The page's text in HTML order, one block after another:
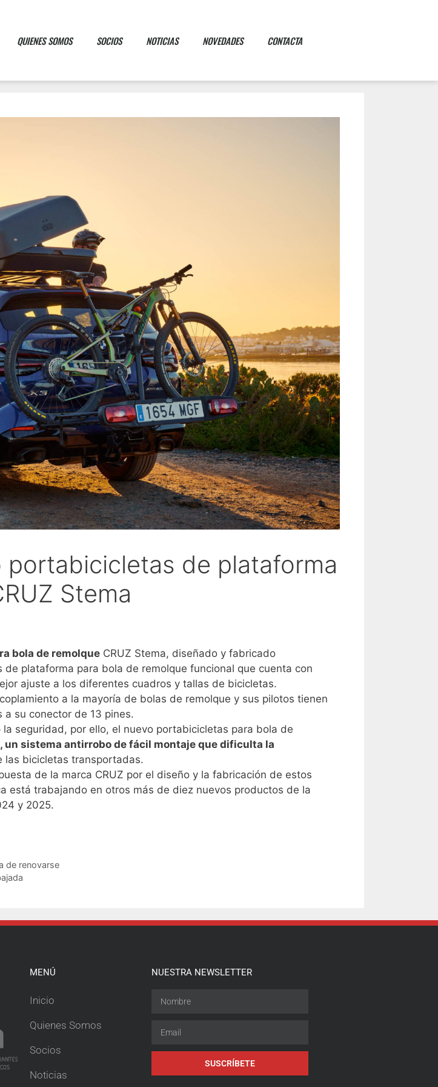
QUIENES SOMOS SOCIOS NOTICIAS NOVEDADES CONTACTA
portabicicletas de plataforma
Stema
bola de remolque CRUZ Stema, diseñado y fabricado
plataforma para bola de remolque funcional que cuenta con
ajuste a los diferentes cuadros y tallas de bicicletas.
a la mayoría de bolas de remolque y sus pilotos tienen
su conector de 13 pines.
seguridad, por ello, el nuevo portabicicletas para bola de
sistema antirrobo de fácil montaje que dificulta la
bicicletas transportadas.
de la marca CRUZ por el diseño y la fabricación de estos
está trabajando en otros más de diez nuevos productos de la
y 2025.
de renovarse
MENÚ
Inicio
Quienes Somos
Socios
Noticias
NUESTRA NEWSLETTER
SUSCRÍBETE